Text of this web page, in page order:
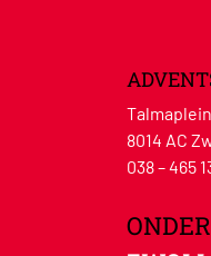
8014 AC
038 – 465